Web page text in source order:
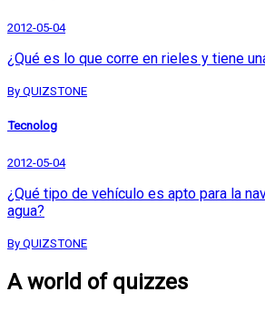
2012-05-04
¿Qué es lo que corre en rieles y tiene
By QUIZSTONE
Tecnolog
2012-05-04
¿Qué tipo de vehículo es apto para la
agua?
By QUIZSTONE
A world of quizzes